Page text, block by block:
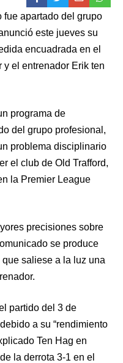
fue apartado del grupo
este jueves su
encuadrada en el
el entrenador Erik ten
programa de
del grupo profesional,
problema disciplinario
el club de Old Trafford,
la Premier League
precisiones sobre
se produce
saliese a la luz una
partido del 3 de
a su “rendimiento
Ten Hag en
la derrota 3-1 en el